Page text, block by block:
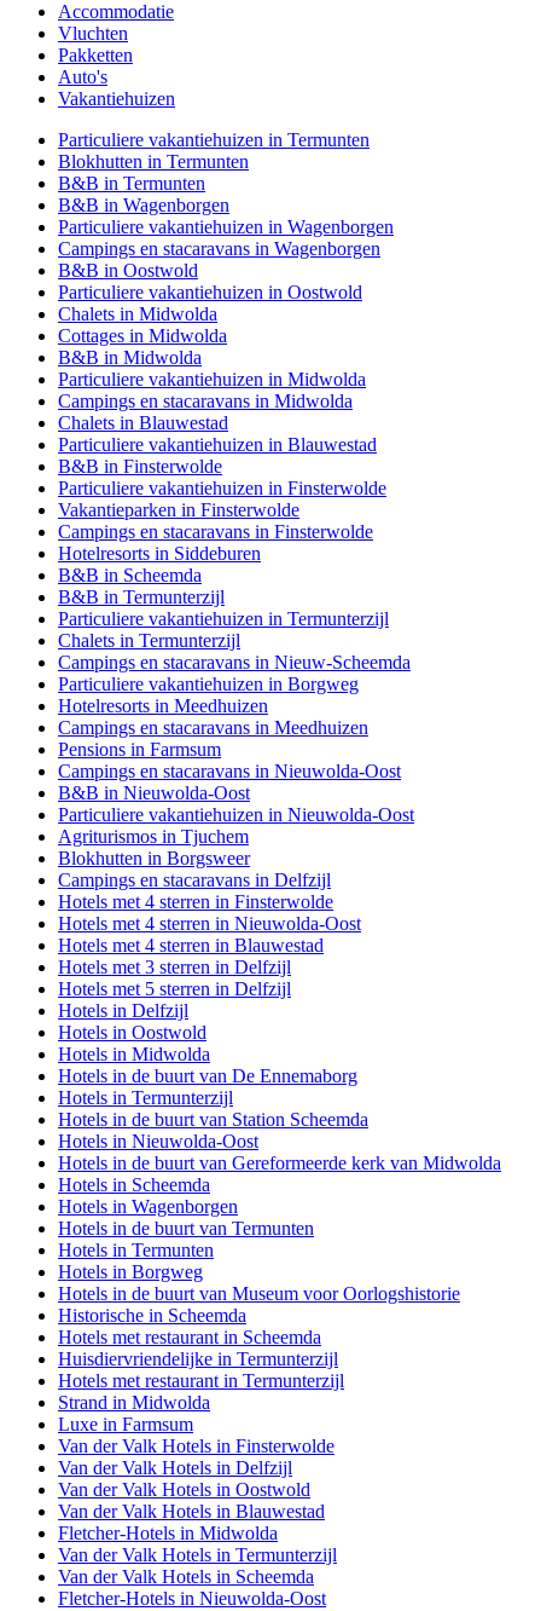
Accommodatie
Vluchten
Pakketten
Auto's
Vakantiehuizen
Particuliere vakantiehuizen in Termunten
Blokhutten in Termunten
B&B in Termunten
B&B in Wagenborgen
Particuliere vakantiehuizen in Wagenborgen
Campings en stacaravans in Wagenborgen
B&B in Oostwold
Particuliere vakantiehuizen in Oostwold
Chalets in Midwolda
Cottages in Midwolda
B&B in Midwolda
Particuliere vakantiehuizen in Midwolda
Campings en stacaravans in Midwolda
Chalets in Blauwestad
Particuliere vakantiehuizen in Blauwestad
B&B in Finsterwolde
Particuliere vakantiehuizen in Finsterwolde
Vakantieparken in Finsterwolde
Campings en stacaravans in Finsterwolde
Hotelresorts in Siddeburen
B&B in Scheemda
B&B in Termunterzijl
Particuliere vakantiehuizen in Termunterzijl
Chalets in Termunterzijl
Campings en stacaravans in Nieuw-Scheemda
Particuliere vakantiehuizen in Borgweg
Hotelresorts in Meedhuizen
Campings en stacaravans in Meedhuizen
Pensions in Farmsum
Campings en stacaravans in Nieuwolda-Oost
B&B in Nieuwolda-Oost
Particuliere vakantiehuizen in Nieuwolda-Oost
Agriturismos in Tjuchem
Blokhutten in Borgsweer
Campings en stacaravans in Delfzijl
Hotels met 4 sterren in Finsterwolde
Hotels met 4 sterren in Nieuwolda-Oost
Hotels met 4 sterren in Blauwestad
Hotels met 3 sterren in Delfzijl
Hotels met 5 sterren in Delfzijl
Hotels in Delfzijl
Hotels in Oostwold
Hotels in Midwolda
Hotels in de buurt van De Ennemaborg
Hotels in Termunterzijl
Hotels in de buurt van Station Scheemda
Hotels in Nieuwolda-Oost
Hotels in de buurt van Gereformeerde kerk van Midwolda
Hotels in Scheemda
Hotels in Wagenborgen
Hotels in de buurt van Termunten
Hotels in Termunten
Hotels in Borgweg
Hotels in de buurt van Museum voor Oorlogshistorie
Historische in Scheemda
Hotels met restaurant in Scheemda
Huisdiervriendelijke in Termunterzijl
Hotels met restaurant in Termunterzijl
Strand in Midwolda
Luxe in Farmsum
Van der Valk Hotels in Finsterwolde
Van der Valk Hotels in Delfzijl
Van der Valk Hotels in Oostwold
Van der Valk Hotels in Blauwestad
Fletcher-Hotels in Midwolda
Van der Valk Hotels in Termunterzijl
Van der Valk Hotels in Scheemda
Fletcher-Hotels in Nieuwolda-Oost